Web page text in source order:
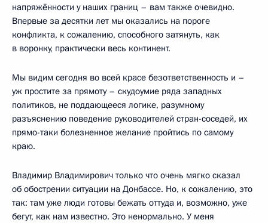
напряжённости у наших границ – вам также очевидно.
Впервые за десятки лет мы оказались на пороге
конфликта, к сожалению, способного затянуть, как
в воронку, практически весь континент.
Мы видим сегодня во всей красе безответственность и –
уж простите за прямоту – скудоумие ряда западных
политиков, не поддающееся логике, разумному
разъяснению поведение руководителей стран-соседей, их
прямо-таки болезненное желание пройтись по самому
краю.
Владимир Владимирович только что очень мягко сказал
об обострении ситуации на Донбассе. Но, к сожалению, это
так: там уже люди готовы бежать оттуда и, возможно, уже
бегут, как нам известно. Это ненормально. У меня